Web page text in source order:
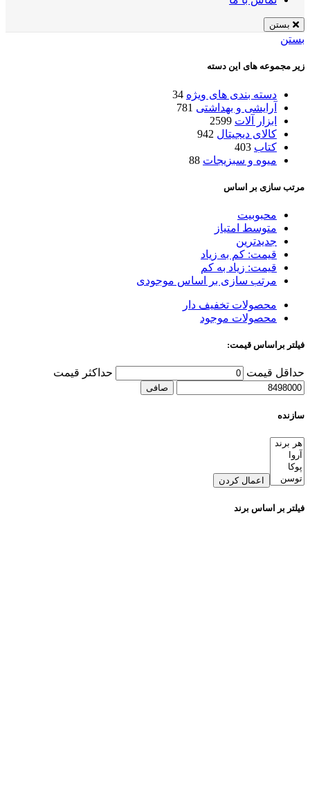
بستن
بستن
زیر مجموعه های این دسته
دسته بندی های ویژه 34
آرایشی و بهداشتی 781
ابزار آلات 2599
کالای دیجیتال 942
کتاب 403
میوه و سبزیجات 88
مرتب سازی بر اساس
محبوبیت
متوسط امتیاز
جدیدترین
قیمت: کم به زیاد
قیمت: زیاد به کم
مرتب سازی بر اساس موجودی
محصولات تخفیف دار
محصولات موجود
فیلتر براساس قیمت:
حداقل قیمت حداكثر قيمت
صافی
سازنده
اعمال کردن
فیلتر بر اساس برند